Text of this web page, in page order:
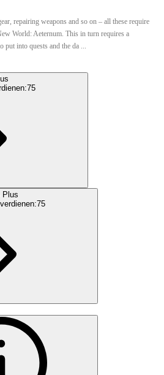
repairing weapons and so on – all these require
World: Aeternum. This in turn requires a
put into quests and the da ...
75
Plus
75